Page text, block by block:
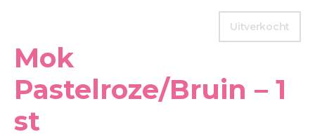
Uitverkocht
Mok
Pastelroze/Bruin – 1
st